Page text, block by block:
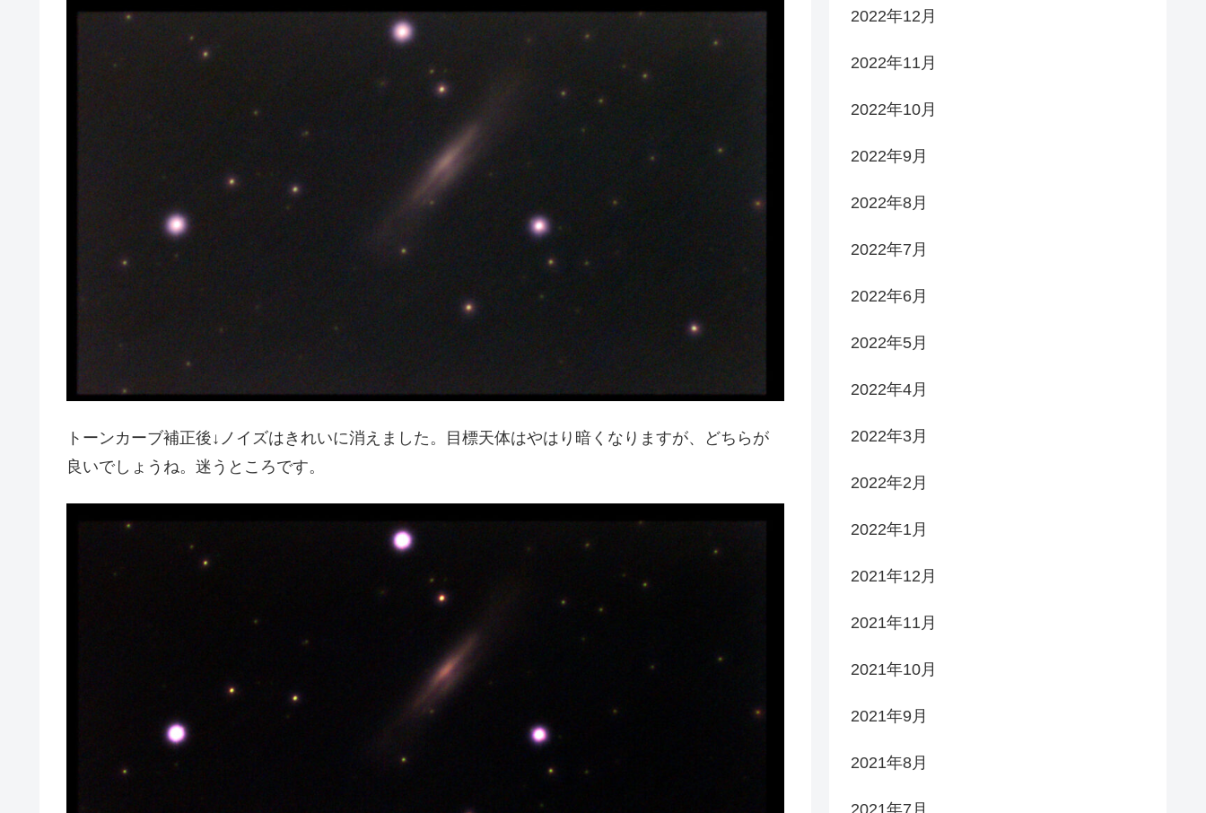
トーンカーブ補正後↓ノイズはきれいに消えました。目標天体はやはり暗くなりますが、どちらが
良いでしょうね。迷うところです。
2022年12月
2022年11月
2022年10月
2022年9月
2022年8月
2022年7月
2022年6月
2022年5月
2022年4月
2022年3月
2022年2月
2022年1月
2021年12月
2021年11月
2021年10月
2021年9月
2021年8月
2021年7月